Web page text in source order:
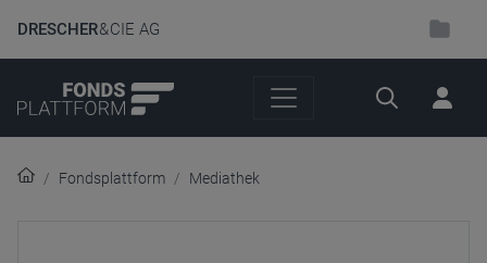
DRESCHER& CIE AG
Suche
Fondsplattform Mediathek